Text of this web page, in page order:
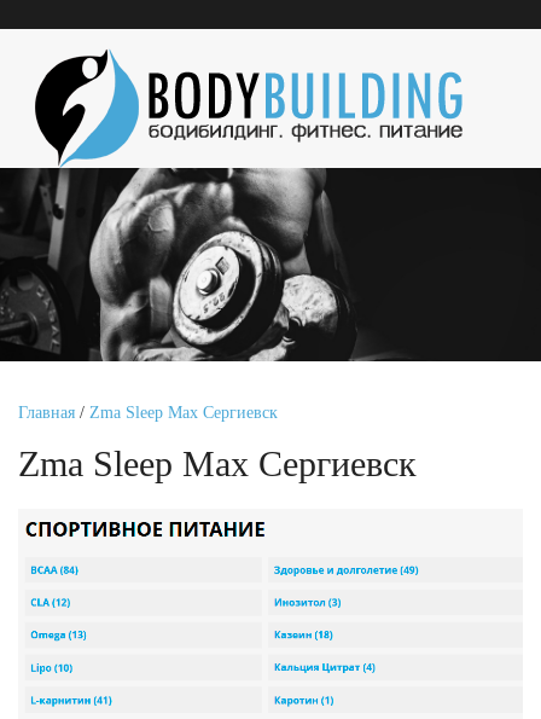
Главная / Zma Sleep Max Сергиевск
Zma Sleep Max Сергиевск